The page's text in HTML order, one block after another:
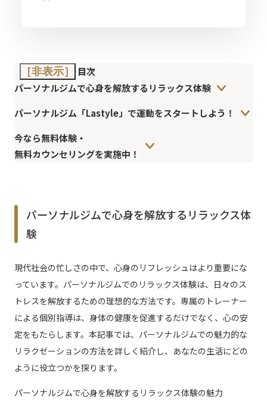
［非表示］
目次
パーソナルジムで心身を解放するリラックス体験
パーソナルジム「Lastyle」で運動をスタートしよう！
今なら無料体験・
無料カウンセリングを実施中！
パーソナルジムで心身を解放するリラックス体
験
現代社会の忙しさの中で、心身のリフレッシュはより重要にな
っています。パーソナルジムでのリラックス体験は、日々のス
トレスを解放するための理想的な方法です。専属のトレーナー
による個別指導は、身体の健康を促進するだけでなく、心の安
定をもたらします。本記事では、パーソナルジムでの魅力的な
リラクゼーションの方法を詳しく紹介し、あなたの生活にどの
ように役立つかを探ります。
パーソナルジムで心身を解放するリラックス体験の魅力